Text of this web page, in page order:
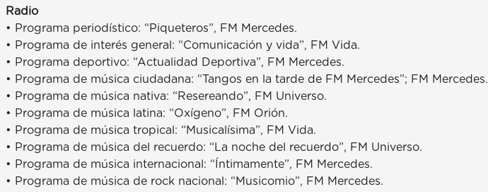
Radio
• Programa periodístico: “Piqueteros”, FM Mercedes.
• Programa de interés general: “Comunicación y vida”, FM Vida.
• Programa deportivo: “Actualidad Deportiva”, FM Mercedes.
• Programa de música ciudadana: “Tangos en la tarde de FM Mercedes”; FM Mercedes.
• Programa de música nativa: “Resereando”, FM Universo.
• Programa de música latina: “Oxígeno”, FM Orión.
• Programa de música tropical: “Musicalísima”, FM Vida.
• Programa de música del recuerdo: “La noche del recuerdo”, FM Universo.
• Programa de música internacional: “Íntimamente”, FM Mercedes.
• Programa de música de rock nacional: “Musicomio”, FM Mercedes.